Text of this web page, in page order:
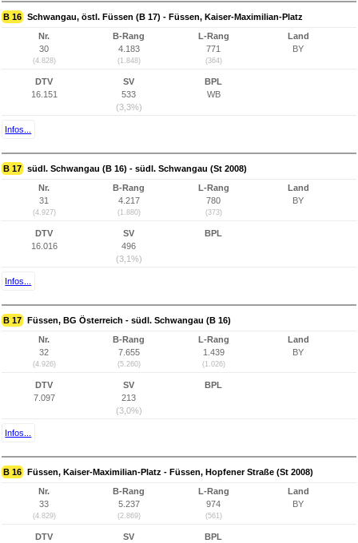
B 16 Schwangau, östl. Füssen (B 17) - Füssen, Kaiser-Maximilian-Platz
Nr.
30
(4.828)
B-Rang
4.183
(1.848)
L-Rang
771
(364)
Land
BY
DTV
16.151
SV
533
(3,3%)
BPL
WB
Infos...
B 17 südl. Schwangau (B 16) - südl. Schwangau (St 2008)
Nr.
31
(4.927)
B-Rang
4.217
(1.880)
L-Rang
780
(373)
Land
BY
DTV
16.016
SV
496
(3,1%)
BPL
Infos...
B 17 Füssen, BG Österreich - südl. Schwangau (B 16)
Nr.
32
(4.926)
B-Rang
7.655
(5.260)
L-Rang
1.439
(1.026)
Land
BY
DTV
7.097
SV
213
(3,0%)
BPL
Infos...
B 16 Füssen, Kaiser-Maximilian-Platz - Füssen, Hopfener Straße (St 2008)
Nr.
33
(4.829)
B-Rang
5.237
(2.869)
L-Rang
974
(561)
Land
BY
DTV
SV
BPL